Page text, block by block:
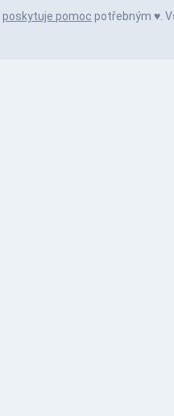
poskytuje pomoc potřebným ♥️.